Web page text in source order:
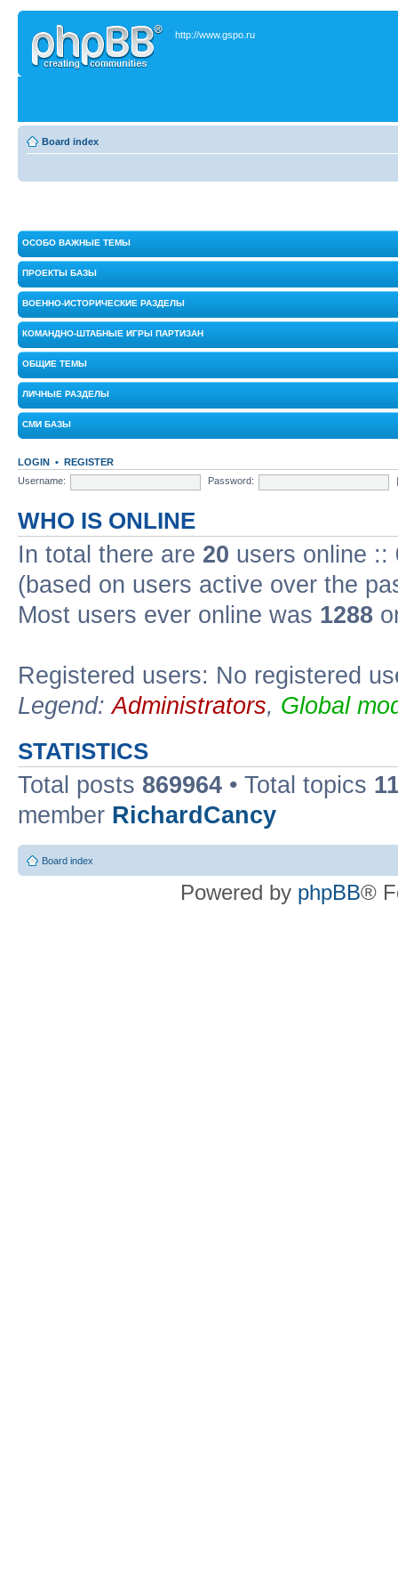
http://www.gspo.ru
Board index
ОСОБО ВАЖНЫЕ ТЕМЫ
ПРОЕКТЫ БАЗЫ
ВОЕННО-ИСТОРИЧЕСКИЕ РАЗДЕЛЫ
КОМАНДНО-ШТАБНЫЕ ИГРЫ ПАРТИЗАН
ОБЩИЕ ТЕМЫ
ЛИЧНЫЕ РАЗДЕЛЫ
СМИ БАЗЫ
LOGIN • REGISTER
Username:
Password:
WHO IS ONLINE
In total there are 20 users online ::
(based on users active over the
Most users ever online was 1288
Registered users: No registered
Legend:Administrators, Global
STATISTICS
Total posts 869964 • Total topics
member RichardCancy
Board index
Powered by phpBB®